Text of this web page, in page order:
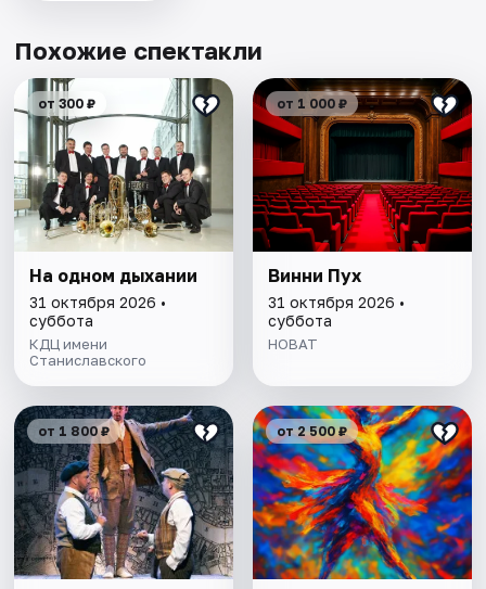
Похожие спектакли
от 300 ₽
На одном дыхании
31 октября 2026 •
суббота
КДЦ имени
Станиславского
от 1 000 ₽
Винни Пух
31 октября 2026 •
суббота
НОВАТ
от 1 800 ₽ от 2 500 ₽